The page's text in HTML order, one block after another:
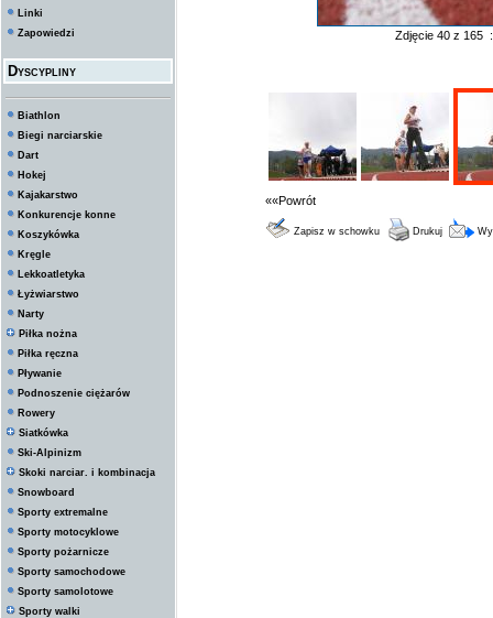
Linki
Zapowiedzi
Dyscypliny
Biathlon
Biegi narciarskie
Dart
Hokej
Kajakarstwo
Konkurencje konne
Koszykówka
Kręgle
Lekkoatletyka
Łyżwiarstwo
Narty
Piłka nożna
Piłka ręczna
Pływanie
Podnoszenie ciężarów
Rowery
Siatkówka
Ski-Alpinizm
Skoki narciar. i kombinacja
Snowboard
Sporty extremalne
Sporty motocyklowe
Sporty pożarnicze
Sporty samochodowe
Sporty samolotowe
Sporty walki
Zdjęcie 40 z 165
««Powrót
Zapisz w schowku Drukuj